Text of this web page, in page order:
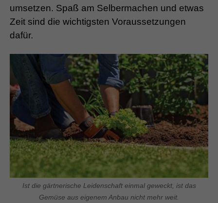
umsetzen. Spaß am Selbermachen und etwas
Zeit sind die wichtigsten Voraussetzungen
dafür.
Ist die gärtnerische Leidenschaft einmal geweckt, ist das
Gemüse aus eigenem Anbau nicht mehr weit.